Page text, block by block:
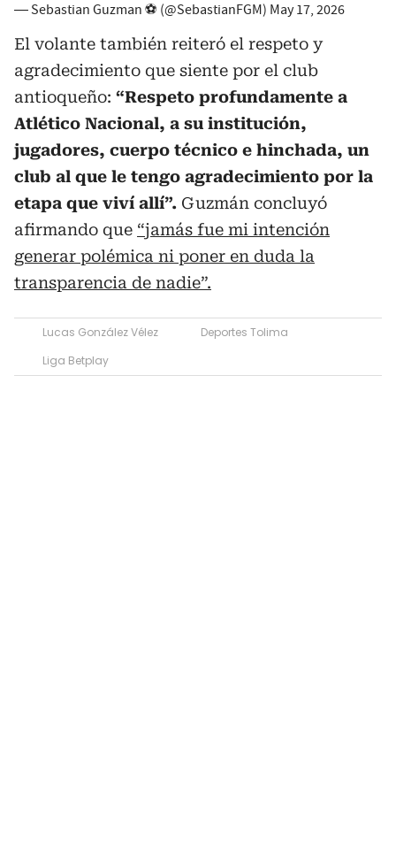
— Sebastian Guzman ⚽️ (@SebastianFGM) May 17, 2026
El volante también reiteró el respeto y
agradecimiento que siente por el club
antioqueño: “Respeto profundamente a
Atlético Nacional, a su institución,
jugadores, cuerpo técnico e hinchada, un
club al que le tengo agradecimiento por la
etapa que viví allí”. Guzmán concluyó
afirmando que “jamás fue mi intención
generar polémica ni poner en duda la
transparencia de nadie”.
Lucas González Vélez
Deportes Tolima
Liga Betplay